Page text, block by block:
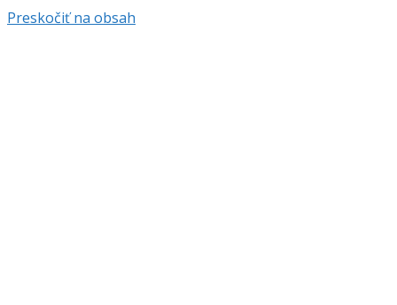
Preskočiť na obsah